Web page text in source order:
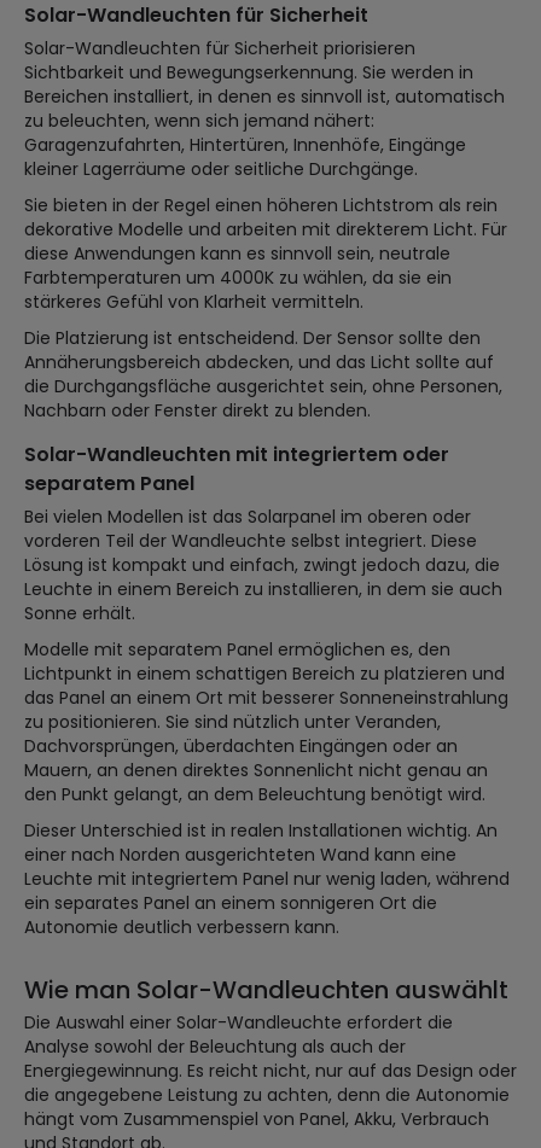
Solar-Wandleuchten für Sicherheit
Solar-Wandleuchten für Sicherheit priorisieren
Sichtbarkeit und Bewegungserkennung. Sie werden in
Bereichen installiert, in denen es sinnvoll ist, automatisch
zu beleuchten, wenn sich jemand nähert:
Garagenzufahrten, Hintertüren, Innenhöfe, Eingänge
kleiner Lagerräume oder seitliche Durchgänge.
Sie bieten in der Regel einen höheren Lichtstrom als rein
dekorative Modelle und arbeiten mit direkterem Licht. Für
diese Anwendungen kann es sinnvoll sein, neutrale
Farbtemperaturen um 4000K zu wählen, da sie ein
stärkeres Gefühl von Klarheit vermitteln.
Die Platzierung ist entscheidend. Der Sensor sollte den
Annäherungsbereich abdecken, und das Licht sollte auf
die Durchgangsfläche ausgerichtet sein, ohne Personen,
Nachbarn oder Fenster direkt zu blenden.
Solar-Wandleuchten mit integriertem oder
separatem Panel
Bei vielen Modellen ist das Solarpanel im oberen oder
vorderen Teil der Wandleuchte selbst integriert. Diese
Lösung ist kompakt und einfach, zwingt jedoch dazu, die
Leuchte in einem Bereich zu installieren, in dem sie auch
Sonne erhält.
Modelle mit separatem Panel ermöglichen es, den
Lichtpunkt in einem schattigen Bereich zu platzieren und
das Panel an einem Ort mit besserer Sonneneinstrahlung
zu positionieren. Sie sind nützlich unter Veranden,
Dachvorsprüngen, überdachten Eingängen oder an
Mauern, an denen direktes Sonnenlicht nicht genau an
den Punkt gelangt, an dem Beleuchtung benötigt wird.
Dieser Unterschied ist in realen Installationen wichtig. An
einer nach Norden ausgerichteten Wand kann eine
Leuchte mit integriertem Panel nur wenig laden, während
ein separates Panel an einem sonnigeren Ort die
Autonomie deutlich verbessern kann.
Wie man Solar-Wandleuchten auswählt
Die Auswahl einer Solar-Wandleuchte erfordert die
Analyse sowohl der Beleuchtung als auch der
Energiegewinnung. Es reicht nicht, nur auf das Design oder
die angegebene Leistung zu achten, denn die Autonomie
hängt vom Zusammenspiel von Panel, Akku, Verbrauch